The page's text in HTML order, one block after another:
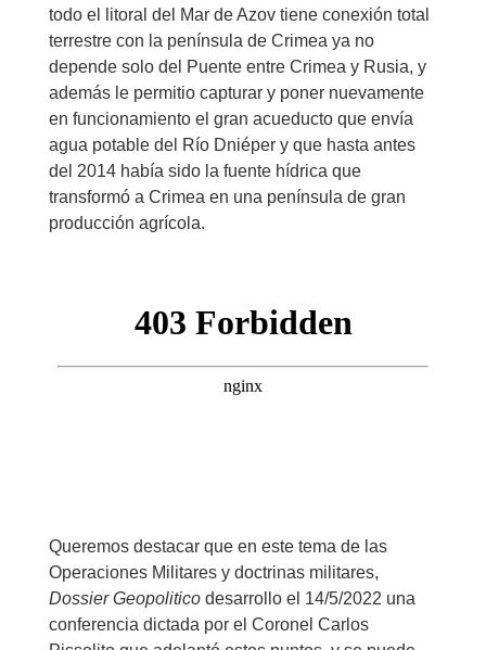
todo el litoral del Mar de Azov tiene conexión total
terrestre con la península de Crimea ya no
depende solo del Puente entre Crimea y Rusia, y
además le permitio capturar y poner nuevamente
en funcionamiento el gran acueducto que envía
agua potable del Río Dniéper y que hasta antes
del 2014 había sido la fuente hídrica que
transformó a Crimea en una península de gran
producción agrícola.
Queremos destacar que en este tema de las
Operaciones Militares y doctrinas militares,
Dossier Geopoliticodesarrollo el 14/5/2022 una
conferencia dictada por el Coronel Carlos